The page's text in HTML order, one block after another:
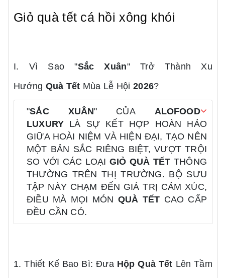
Giỏ quà tết cá hồi xông khói
I. Vì Sao "Sắc Xuân" Trở Thành Xu
Hướng Quà Tết Mùa Lễ Hội2026?
"SẮC XUÂN" CỦA ALOFOOD
LUXURY LÀ SỰ KẾT HỢP HOÀN HẢO
GIỮA HOÀI NIỆM VÀ HIỆN ĐẠI, TẠO NÊN
MỘT BẢN SẮC RIÊNG BIỆT, VƯỢT TRỘI
SO VỚI CÁC LOẠIGIỎ QUÀ TẾT THÔNG
THƯỜNG TRÊN THỊ TRƯỜNG. BỘ SƯU
TẬP NÀY CHẠM ĐẾN GIÁ TRỊ CẢM XÚC,
ĐIỀU MÀ MỌI MÓN QUÀ TẾT CAO CẤP
ĐỀU CẦN CÓ.
1. Thiết Kế Bao Bì: Đưa Hộp Quà Tết Lên Tầm